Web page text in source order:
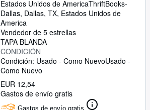
Estados Unidos de AmericaThriftBooks-
Dallas, Dallas, TX, Estados Unidos de
America
Vendedor de 5 estrellas
TAPA BLANDA
CONDICIÓN
Condición: Usado - Como NuevoUsado -
Como Nuevo
EUR 12,54
Gastos de envío gratis
Gastos de envío gratis